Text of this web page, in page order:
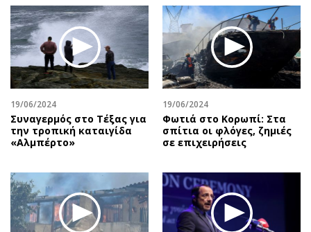
19/06/2024
Συναγερμός στο Τέξας για
την τροπική καταιγίδα
«Αλμπέρτο»
19/06/2024
Φωτιά στο Κορωπί: Στα
σπίτια οι φλόγες, ζημιές
σε επιχειρήσεις